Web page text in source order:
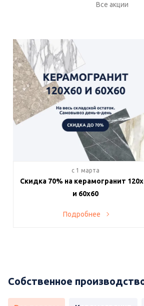
Все акции
c 1 марта
Скидка 70% на керамогранит
и 60х60
Подробнее
Собственное